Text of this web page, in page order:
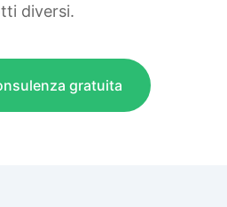
diversi.
gratuita